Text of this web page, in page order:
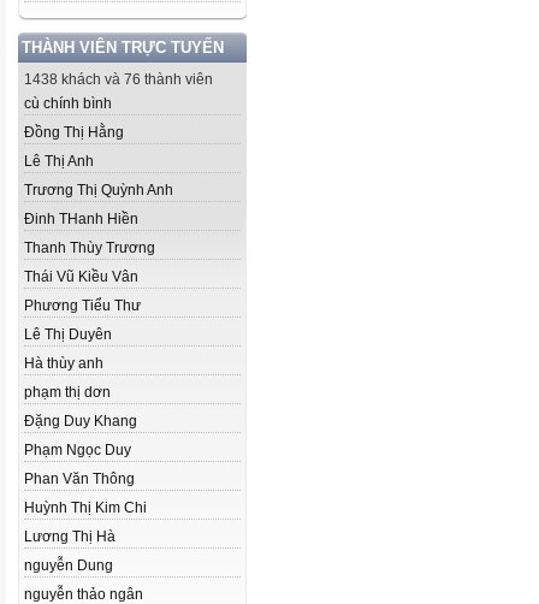
THÀNH VIÊN TRỰC TUYẾN
1438 khách và 76 thành viên
cù chính bình
Đồng Thị Hằng
Lê Thị Anh
Trương Thị Quỳnh Anh
Đinh THanh Hiền
Thanh Thùy Trương
Thái Vũ Kiều Vân
Phương Tiểu Thư
Lê Thị Duyên
Hà thùy anh
phạm thị dơn
Đặng Duy Khang
Phạm Ngọc Duy
Phan Văn Thông
Huỳnh Thị Kim Chi
Lương Thị Hà
nguyễn Dung
nguyễn thảo ngân